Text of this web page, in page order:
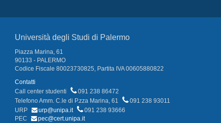
Università degli Studi di Palermo
Piazza Marina, 61
90133 - PALERMO
Codice Fiscale 80023730825, Partita IVA 00605880822
Contatti
Call center studenti
091 238 86472
Telefono Amm. C.le di P.zza Marina, 61
091 238 93011
URP
urp@unipa.it
091 238 93666
PEC
pec@cert.unipa.it